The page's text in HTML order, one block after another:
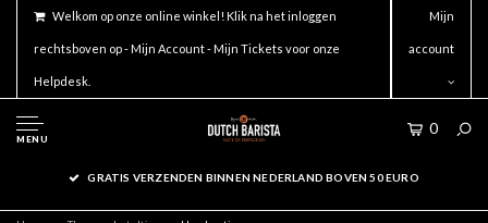
Welkom op onze online winkel! Klik na het inloggen
rechtsboven op - Mijn Account - Mijn Tickets voor onze
Helpdesk.
Mijn
account
MENU
0
GRATIS VERZENDEN BINNEN NEDERLAND BOVEN 50 EURO